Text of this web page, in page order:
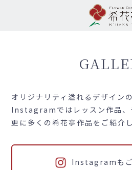
オリジナリティ溢れるデザインの
Instagramではレッスン作品、
更に多くの希花亭作品をご紹介
Instagramもご